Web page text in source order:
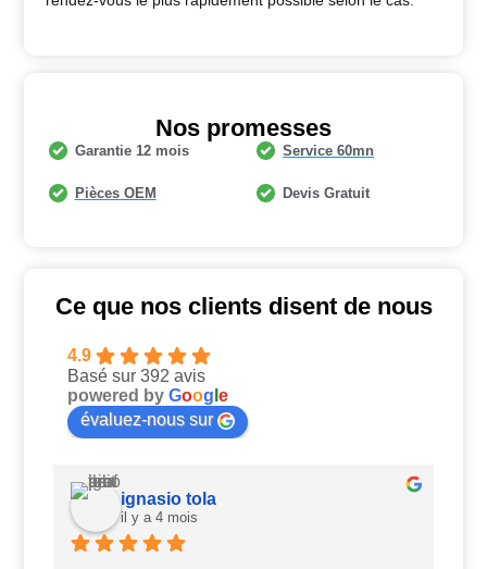
Nos promesses
Garantie 12 mois Service 60mn
Pièces OEM Devis Gratuit
Ce que nos clients disent de nous
4.9
Basé sur 392 avis
powered byGoog le
évaluez-nous sur
ignasio tola
il y a 4 mois